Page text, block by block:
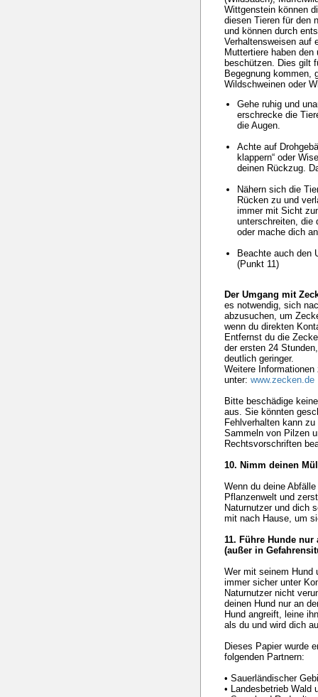
Wittgenstein können
diesen Tieren für den
und können durch
Verhaltensweisen auf
Muttertiere haben
beschützen. Dies gilt
Begegnung kommen,
Wildschweinen oder
Gehe ruhig und
erschrecke die
die Augen.
Achte auf
klappern“ oder
deinen Rückzug.
Nähern sich die
Rücken zu und
immer mit Sicht
unterschreiten, die
oder mache dich
Beachte auch den
(Punkt 11)
Der Umgang mit
es notwendig, sich
abzusuchen, um
wenn du direkten
Entfernst du die
der ersten 24
deutlich geringer.
Weitere
unter:www.zecken.de
Bitte beschädige
aus. Sie könnten
Fehlverhalten kann
Sammeln von Pilzen
Rechtsvorschriften
10. Nimm deinen
Wenn du deine
Pflanzenwelt und
Naturnutzer und dich
mit nach Hause, um
11. Führe Hunde
(außer in
Wer mit seinem
immer sicher unter
Naturnutzer nicht
deinen Hund nur an
Hund angreift, leine
als du und wird dich
Dieses Papier wurde
folgenden Partnern:
• Sauerländischer
• Landesbetrieb Wald